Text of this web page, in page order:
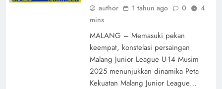
author 1 tahun ago 0
4
mins
MALANG – Memasuki pekan
keempat, konstelasi persaingan
Malang Junior League U-14 Musim
2025 menunjukkan dinamika Peta
Kekuatan Malang Junior League…